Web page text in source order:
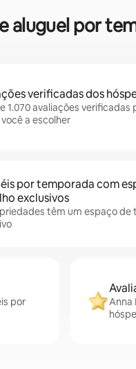
aluguel por
verificadas dos
1.070 avaliações verificadas
a escolher
por temporada com
exclusivos
têm um espaço de
por
Anna